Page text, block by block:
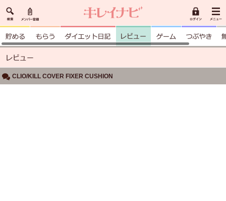
CLIO/KILL COVER FIXER CUSHION